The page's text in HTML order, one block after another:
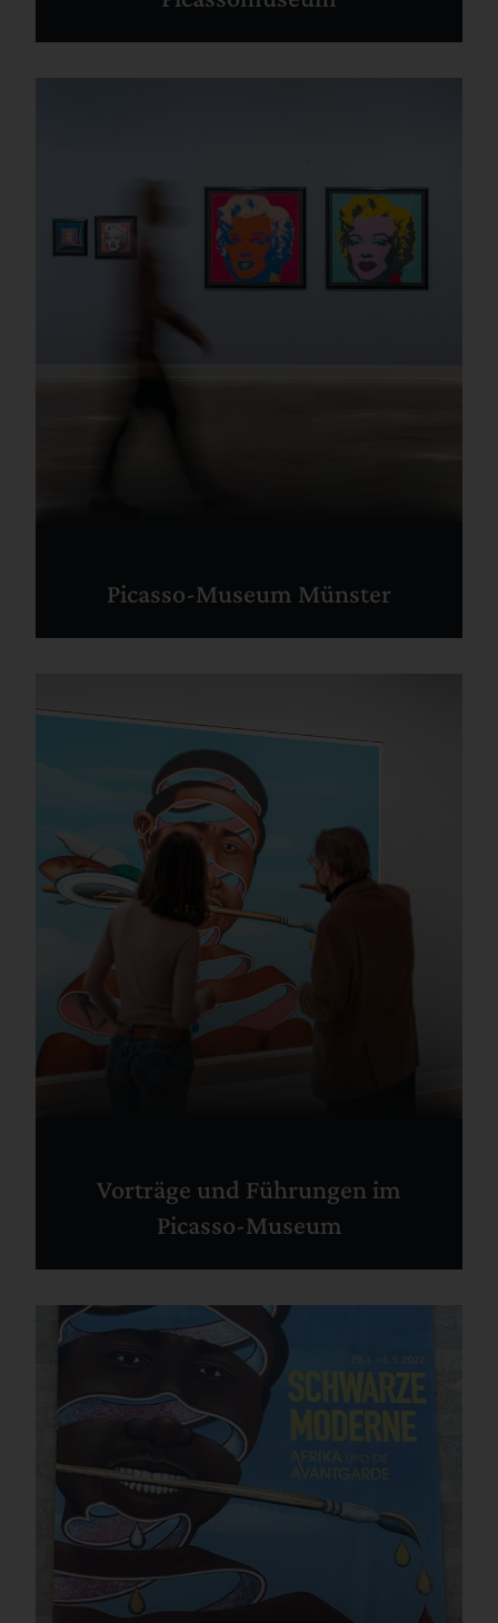
Picasso-Museum Münster
Vorträge und Führungen im
Picasso-Museum